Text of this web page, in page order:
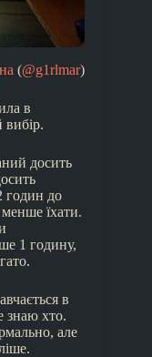
(@g1rlmar)
в
досить
годин до
їхати.
1 годину,
в
знаю хто.
але